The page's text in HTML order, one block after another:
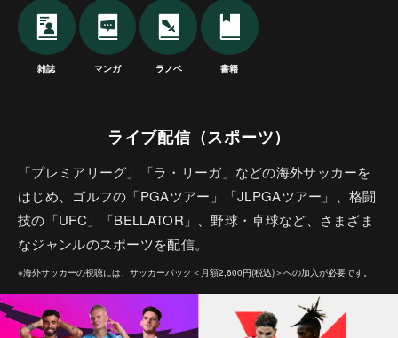
雑誌 マンガ ラノベ 書籍
ライブ配信（スポーツ）
「プレミアリーグ」「ラ・リーガ」などの海外サッカーを
はじめ、ゴルフの「PGAツアー」「JLPGAツアー」、格闘
技の「UFC」「BELLATOR」、野球・卓球など、さまざま
なジャンルのスポーツを配信。
※海外サッカーの視聴には、サッカーパック＜月額2,600円(税込)＞への加入が必要です。